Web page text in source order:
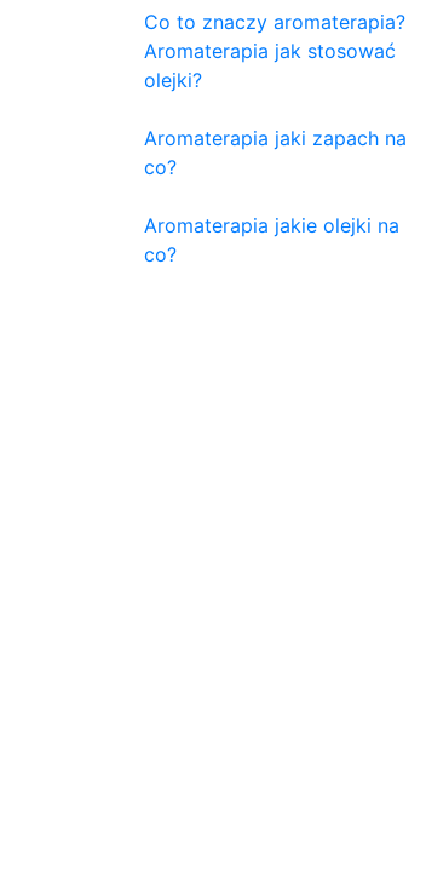
Co to znaczy aromaterapia?
Aromaterapia jak stosować
olejki?
Aromaterapia jaki zapach na
co?
Aromaterapia jakie olejki na
co?